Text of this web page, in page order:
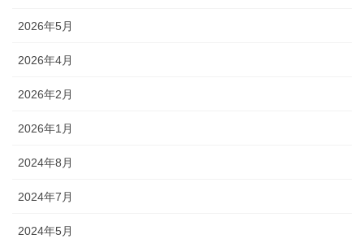
2026年5月
2026年4月
2026年2月
2026年1月
2024年8月
2024年7月
2024年5月